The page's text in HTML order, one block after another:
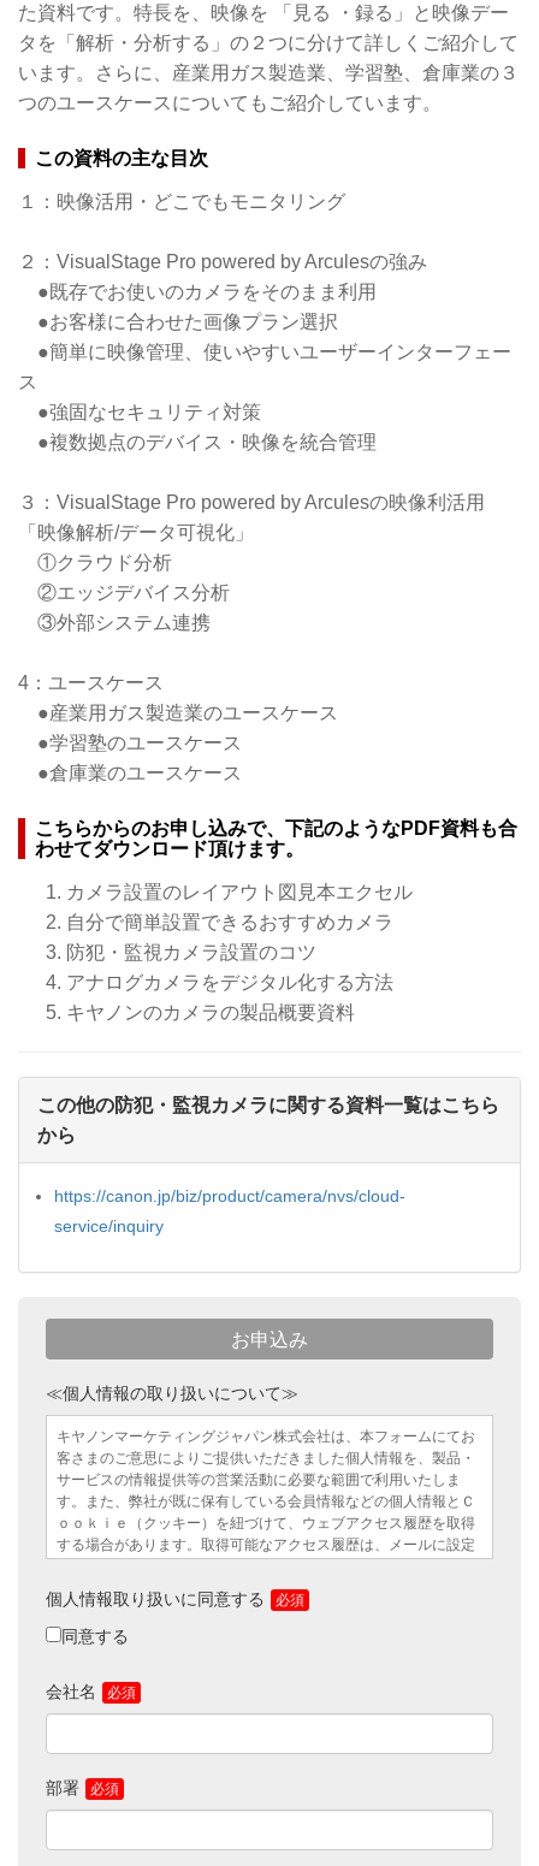
た資料です。特長を、映像を 「見る ・録る」と映像デー
タを「解析・分析する」の２つに分けて詳しくご紹介して
います。さらに、産業用ガス製造業、学習塾、倉庫業の３
つのユースケースについてもご紹介しています。
この資料の主な目次
１：映像活用・どこでもモニタリング
２：VisualStage Pro powered by Arculesの強み
●既存でお使いのカメラをそのまま利用
●お客様に合わせた画像プラン選択
●簡単に映像管理、使いやすいユーザーインターフェー
ス
●強固なセキュリティ対策
●複数拠点のデバイス・映像を統合管理
３：VisualStage Pro powered by Arculesの映像利活用
「映像解析/データ可視化」
①クラウド分析
②エッジデバイス分析
③外部システム連携
4：ユースケース
●産業用ガス製造業のユースケース
●学習塾のユースケース
●倉庫業のユースケース
こちらからのお申し込みで、下記のようなPDF資料も合
わせてダウンロード頂けます。
カメラ設置のレイアウト図見本エクセル
自分で簡単設置できるおすすめカメラ
防犯・監視カメラ設置のコツ
アナログカメラをデジタル化する方法
キヤノンのカメラの製品概要資料
この他の防犯・監視カメラに関する資料一覧はこちら
から
https://canon.jp/biz/product/camera/nvs/cloud-
service/inquiry
お申込み
≪個人情報の取り扱いについて≫
キヤノンマーケティングジャパン株式会社は、本フォームにてお
客さまのご意思によりご提供いただきました個人情報を、製品・
サービスの情報提供等の営業活動に必要な範囲で利用いたしま
す。また、弊社が既に保有している会員情報などの個人情報とＣ
ｏｏｋｉｅ（クッキー）を紐づけて、ウェブアクセス履歴を取得
する場合があります。取得可能なアクセス履歴は、メールに設定
開設するウェブページ内に限られます。アクセス履歴は、市場分
析、および、これに基づく販売促進活動のために利用します。個
人情報をご提供いただけない場合は、情報提供できないことがご
の防止に努めます。また、以下の場合を除き、お客さまの同意な
く、第三者への個人情報の開示・提供をいたしません。
法令に基づく場合
た業務委託先へ委託する必要がある場合
上記利用目的の範囲内で利用するために、ご提供いただいた個
個人情報取り扱いに同意する
同意する
会社名
部署